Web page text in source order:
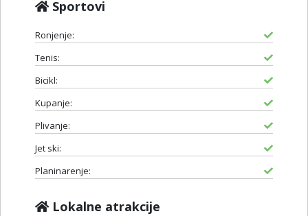
Sportovi
Ronjenje:
Tenis:
Bicikl:
Kupanje:
Plivanje:
Jet ski:
Planinarenje:
Lokalne atrakcije